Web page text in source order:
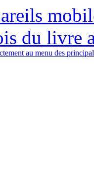
du livre
au menu des